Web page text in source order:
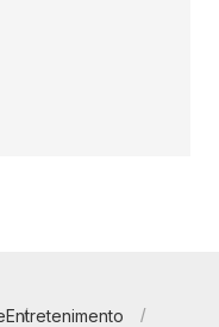
Entretenimento